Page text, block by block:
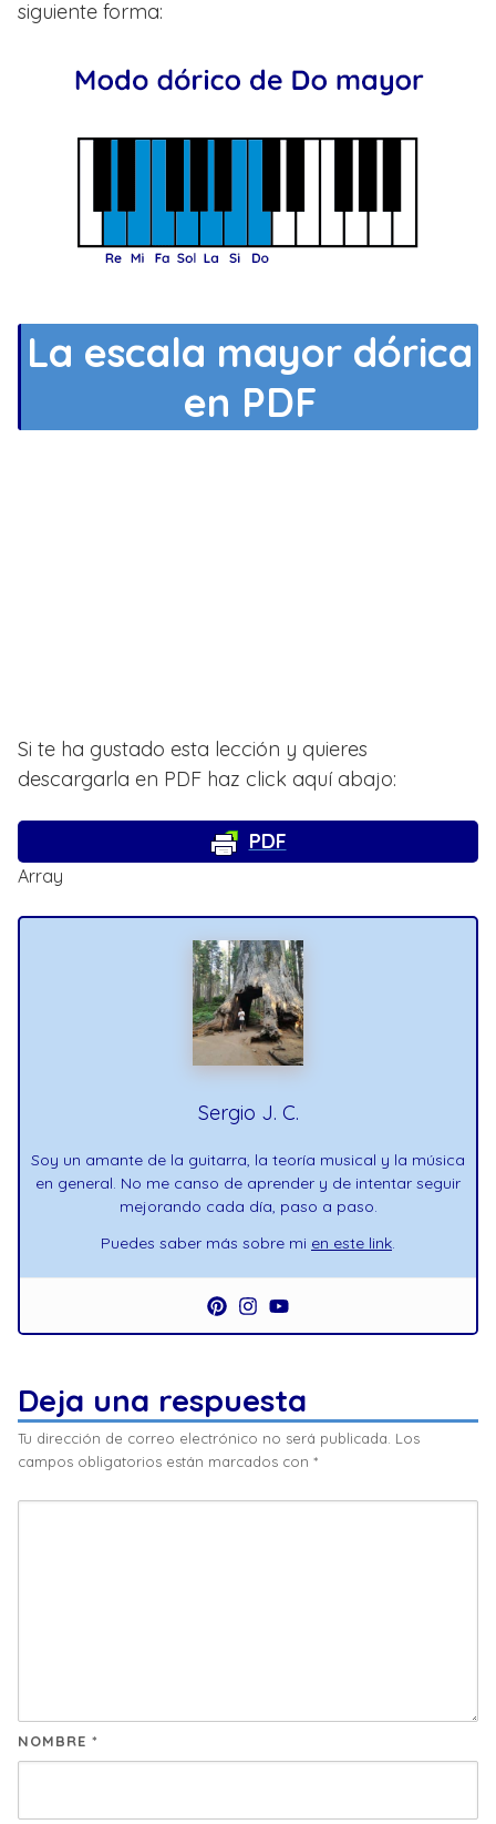
siguiente forma:
La escala mayor dórica
en PDF
Si te ha gustado esta lección y quieres
descargarla en PDF haz click aquí abajo:
PDF
Array
Sergio J. C.
Soy un amante de la guitarra, la teoría musical y la música
en general. No me canso de aprender y de intentar seguir
mejorando cada día, paso a paso.
Puedes saber más sobre mi en este link.
Deja una respuesta
Tu dirección de correo electrónico no será publicada. Los
campos obligatorios están marcados con *
NOMBRE *